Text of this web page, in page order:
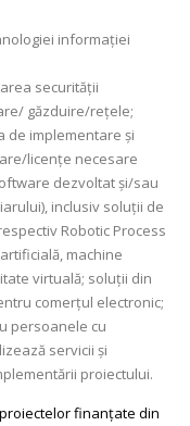
informației
securității
găzduire/rețele;
de implementare și
licențe necesare
dezvoltat și/sau
inclusiv soluții de
Robotic Process
machine
virtuală; soluții din
comerțul electronic;
persoanele cu
servicii și
proiectului.
finanțate din